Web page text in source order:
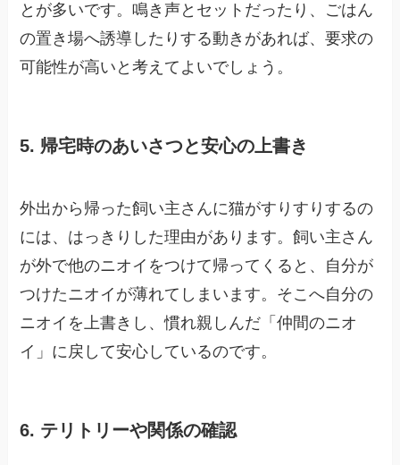
とが多いです。鳴き声とセットだったり、ごはん
の置き場へ誘導したりする動きがあれば、要求の
可能性が高いと考えてよいでしょう。
5. 帰宅時のあいさつと安心の上書き
外出から帰った飼い主さんに猫がすりすりするの
には、はっきりした理由があります。飼い主さん
が外で他のニオイをつけて帰ってくると、自分が
つけたニオイが薄れてしまいます。そこへ自分の
ニオイを上書きし、慣れ親しんだ「仲間のニオ
イ」に戻して安心しているのです。
6. テリトリーや関係の確認